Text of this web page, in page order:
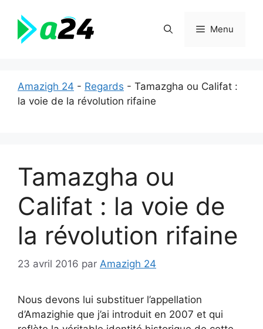
contenu
Menu
Amazigh 24 - Regards - Tamazgha ou Califat :
la voie de la révolution rifaine
Tamazgha ou
Califat : la voie de
la révolution rifaine
23 avril 2016 par Amazigh 24
Nous devons lui substituer l’appellation
d’Amazighie que j’ai introduit en 2007 et qui